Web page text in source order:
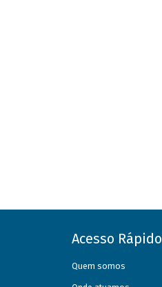
Acesso Rápido
Quem somos